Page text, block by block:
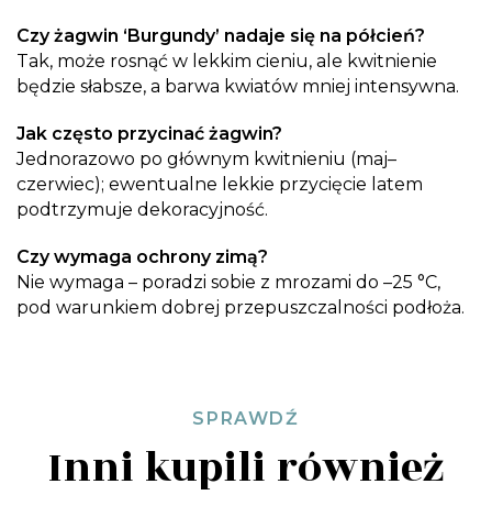
Czy żagwin ‘Burgundy’ nadaje się na półcień?
Tak, może rosnąć w lekkim cieniu, ale kwitnienie
będzie słabsze, a barwa kwiatów mniej intensywna.
Jak często przycinać żagwin?
Jednorazowo po głównym kwitnieniu (maj–
czerwiec); ewentualne lekkie przycięcie latem
podtrzymuje dekoracyjność.
Czy wymaga ochrony zimą?
Nie wymaga – poradzi sobie z mrozami do –25 °C,
pod warunkiem dobrej przepuszczalności podłoża.
SPRAWDŹ
Inni kupili również